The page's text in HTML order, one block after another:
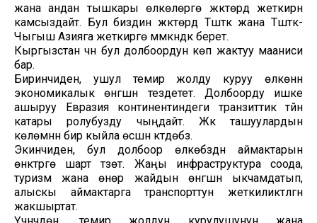
жана андан тышкары өлкөлөргө жүктөрдү жеткирүүнү
камсыздайт. Бул биздин жүктөрдү Түштүк жана Түштүк-
Чыгыш Азияга жеткирүүгө мүмкүндүк берет.
Кыргызстан үчүн бул долбоордун көп жактуу мааниси
бар.
Биринчиден, ушул темир жолду куруу өлкөнүн
экономикалык өнүгүшүн тездетет. Долбоорду ишке
ашыруу Евразия континентиндеги транзиттик түйүн
катары ролубузду чыңдайт. Жүк ташуулардын
көлөмүнүн бир кыйла өсүшүн күтүүдөбүз.
Экинчиден, бул долбоор өлкөбүздүн аймактарын
өнүктүрүүгө шарт түзөт. Жаңы инфраструктура соода,
туризм жана өнөр жайдын өнүгүшүн ыкчамдатып,
алыскы аймактарга транспорттун жеткиликтүүлүгүн
жакшыртат.